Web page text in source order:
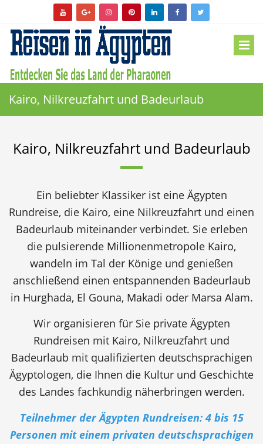
Kairo, Nilkreuzfahrt und Badeurlaub
Kairo, Nilkreuzfahrt und Badeurlaub
Ein beliebter Klassiker ist eine Ägypten
Rundreise, die Kairo, eine Nilkreuzfahrt und einen
Badeurlaub miteinander verbindet. Sie erleben
die pulsierende Millionenmetropole Kairo,
wandeln im Tal der Könige und genießen
anschließend einen entspannenden Badeurlaub
in Hurghada, El Gouna, Makadi oder Marsa Alam.
Wir organisieren für Sie private Ägypten
Rundreisen mit Kairo, Nilkreuzfahrt und
Badeurlaub mit qualifizierten deutschsprachigen
Ägyptologen, die Ihnen die Kultur und Geschichte
des Landes fachkundig näherbringen werden.
Teilnehmer der Ägypten Rundreisen: 4 bis 15
Personen mit einem privaten deutschsprachigen